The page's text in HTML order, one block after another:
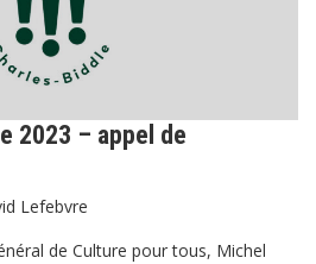
2023 – appel de
Lefebvre
de Culture pour tous, Michel